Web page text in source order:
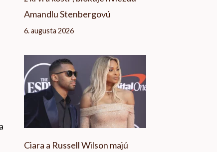
Amandlu Stenbergovú
6. augusta 2026
Ciara a Russell Wilson majú